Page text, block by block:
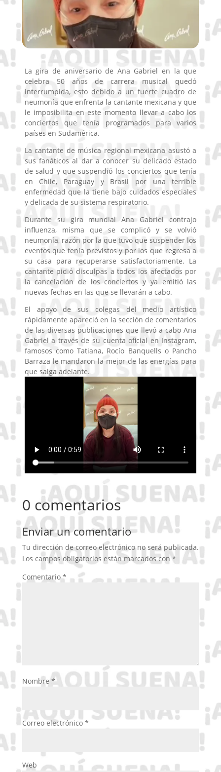
La gira de aniversario de Ana Gabriel en la que
celebra 50 años de carrera musical quedó
interrumpida, esto debido a un fuerte cuadro de
neumonía que enfrenta la cantante mexicana y que
le imposibilita en este momento llevar a cabo los
conciertos que tenía programados para varios
países en Sudamérica.
La cantante de música regional mexicana asustó a
sus fanáticos al dar a conocer su delicado estado
de salud y que suspendió los conciertos que tenía
en Chile, Paraguay y Brasil por una terrible
enfermedad que la tiene bajo cuidados especiales
y delicada de su sistema respiratorio.
Durante su gira mundial Ana Gabriel contrajo
influenza, misma que se complicó y se volvió
neumonía, razón por la que tuvo que suspender los
eventos que tenía previstos y por los que regresa a
su casa para recuperarse satisfactoriamente. La
cantante pidió disculpas a todos los afectados por
la cancelación de los conciertos y ya emitió las
nuevas fechas en las que se llevarán a cabo.
El apoyo de sus colegas del medio artístico
rápidamente apareció en la sección de comentarios
de las diversas publicaciones que llevó a cabo Ana
Gabriel a través de su cuenta oficial en Instagram,
famosos como Tatiana, Rocío Banquells o Pancho
Barraza le mandaron la mejor de las energías para
que salga adelante.
0 comentarios
Enviar un comentario
Tu dirección de correo electrónico no será publicada.
Los campos obligatorios están marcados con*
Comentario*
Nombre*
Correo electrónico *
Web